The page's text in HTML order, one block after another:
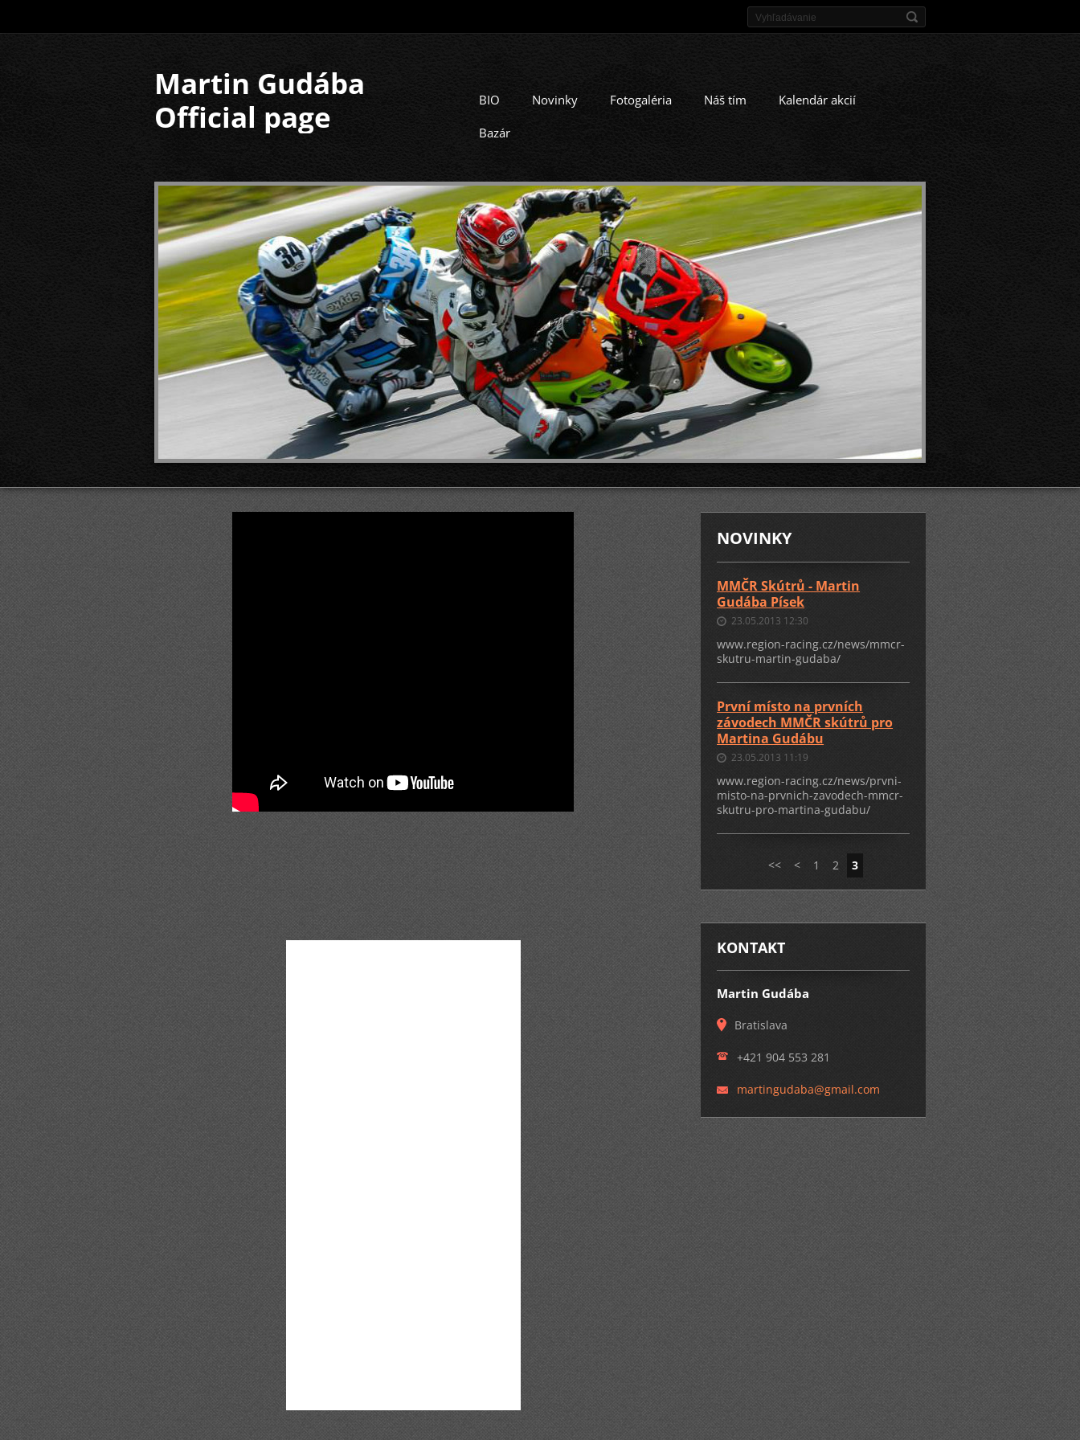
Martin Gudába
Official page
BIO Novinky Fotogaléria Náš tím Kalendár akcií
Bazár
NOVINKY
MMČR Skútrů - Martin
Gudába Písek
23.05.2013 12:30
www.region-racing.cz/news/mmcr-
skutru-martin-gudaba/
První místo na prvních
závodech MMČR skútrů pro
Martina Gudábu
23.05.2013 11:19
www.region-racing.cz/news/prvni-
misto-na-prvnich-zavodech-mmcr-
skutru-pro-martina-gudabu/
<< < 1 2 3
KONTAKT
Martin Gudába
Bratislava
+421 904 553 281
martingudaba@gmail.com